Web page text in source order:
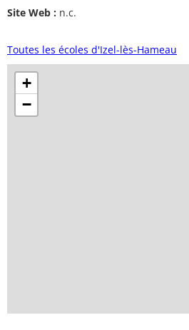
Site Web : n.c.
Toutes les écoles d'Izel-lès-Hameau
+
−